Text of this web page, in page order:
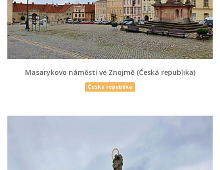
Masarykovo náměstí ve Znojmě (Česká republika)
Česká republika